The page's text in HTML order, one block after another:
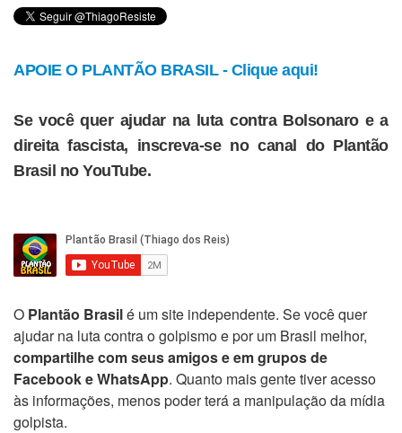
APOIE O PLANTÃO BRASIL - Clique aqui!
Se você quer ajudar na luta contra Bolsonaro e a
direita fascista, inscreva-se no canal do Plantão
Brasil no YouTube.
O Plantão Brasilé um site independente. Se você quer
ajudar na luta contra o golpismo e por um Brasil melhor,
compartilhe com seus amigos e em grupos de
Facebook e WhatsApp. Quanto mais gente tiver acesso
às informações, menos poder terá a manipulação da mídia
golpista.